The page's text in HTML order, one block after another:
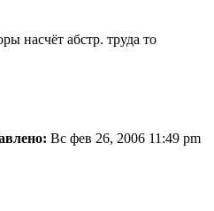
насчёт абстр. труда то
Вс фев 26, 2006 11:49 pm